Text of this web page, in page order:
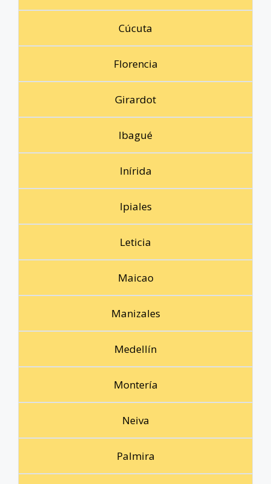
Cúcuta
Florencia
Girardot
Ibagué
Inírida
Ipiales
Leticia
Maicao
Manizales
Medellín
Montería
Neiva
Palmira